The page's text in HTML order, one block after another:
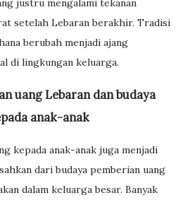
justru mengalami tekanan
setelah Lebaran berakhir. Tradisi
berubah menjadi ajang
di lingkungan keluarga.
uang Lebaran dan budaya
anak-anak
kepada anak-anak juga menjadi
dari budaya pemberian uang
dalam keluarga besar. Banyak